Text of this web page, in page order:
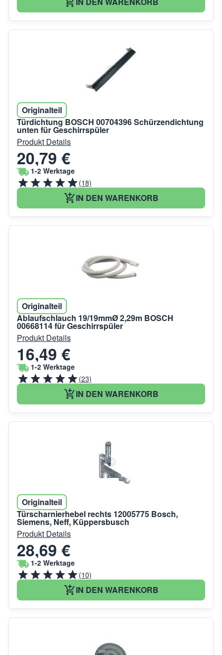
Originalteil
Türdichtung BOSCH 00704396 Schürzendichtung
unten für Geschirrspüler
Produkt Details
20,79 €
1-2 Werktage
(18)
IN DEN WARENKORB
Originalteil
Ablaufschlauch 19/19mmØ 2,29m BOSCH
00668114 für Geschirrspüler
Produkt Details
16,49 €
1-2 Werktage
(23)
IN DEN WARENKORB
Originalteil
Türscharnierhebel rechts 12005775 Bosch,
Siemens, Neff, Küppersbusch
Produkt Details
28,69 €
1-2 Werktage
(10)
IN DEN WARENKORB